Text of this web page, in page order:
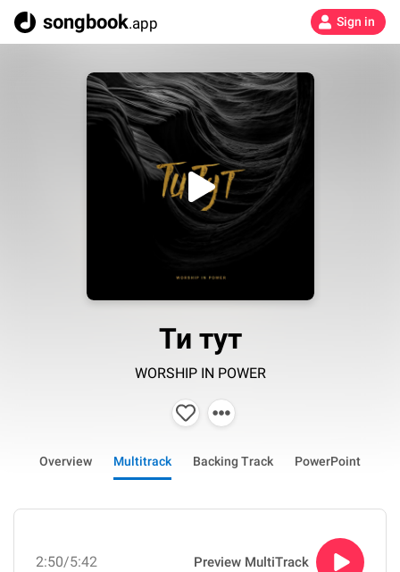
songbook.app Sign in
Ти тут
WORSHIP IN POWER
Overview Multitrack Backing Track PowerPoint
2:50/5:42 Preview MultiTrack